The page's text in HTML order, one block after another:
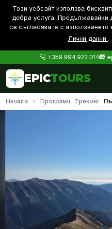
Този уебсайт използва
дoбра услуга. Продължавайки
се съгласявате с използването
Лични данни .
+359 894 922 014
EPICTOURS
Начало Програми Трекинг